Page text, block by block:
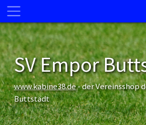
SV Empor
www.kabine38.de- der Vereinsshop
Buttstädt